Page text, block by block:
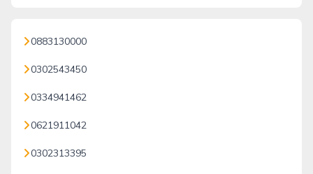
0883130000
0302543450
0334941462
0621911042
0302313395